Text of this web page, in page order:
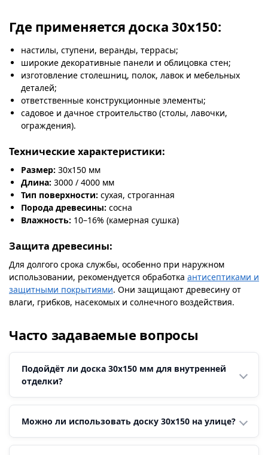
Где применяется доска 30х150:
настилы, ступени, веранды, террасы;
широкие декоративные панели и облицовка стен;
изготовление столешниц, полок, лавок и мебельных
деталей;
ответственные конструкционные элементы;
садовое и дачное строительство (столы, лавочки,
ограждения).
Технические характеристики:
Размер: 30х150 мм
Длина: 3000 / 4000 мм
Тип поверхности: сухая, строганная
Порода древесины: сосна
Влажность: 10–16% (камерная сушка)
Защита древесины:
Для долгого срока службы, особенно при наружном
использовании, рекомендуется обработка антисептиками и
защитными покрытиями. Они защищают древесину от
влаги, грибков, насекомых и солнечного воздействия.
Часто задаваемые вопросы
Подойдёт ли доска 30х150 мм для внутренней
отделки?
Можно ли использовать доску 30х150 на улице?